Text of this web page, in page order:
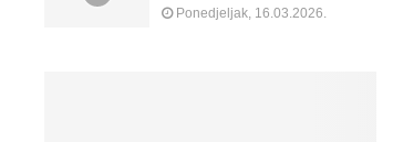
Ponedjeljak, 16.03.2026.